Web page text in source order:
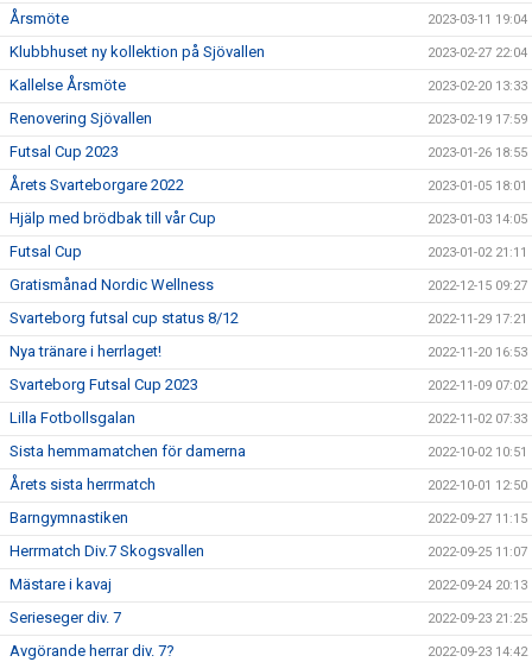
Årsmöte 2023-03-11 19:04
Klubbhuset ny kollektion på Sjövallen 2023-02-27 22:04
Kallelse Årsmöte 2023-02-20 13:33
Renovering Sjövallen 2023-02-19 17:59
Futsal Cup 2023 2023-01-26 18:55
Årets Svarteborgare 2022 2023-01-05 18:01
Hjälp med brödbak till vår Cup 2023-01-03 14:05
Futsal Cup 2023-01-02 21:11
Gratismånad Nordic Wellness 2022-12-15 09:27
Svarteborg futsal cup status 8/12 2022-11-29 17:21
Nya tränare i herrlaget! 2022-11-20 16:53
Svarteborg Futsal Cup 2023 2022-11-09 07:02
Lilla Fotbollsgalan 2022-11-02 07:33
Sista hemmamatchen för damerna 2022-10-02 10:51
Årets sista herrmatch 2022-10-01 12:50
Barngymnastiken 2022-09-27 11:15
Herrmatch Div.7 Skogsvallen 2022-09-25 11:07
Mästare i kavaj 2022-09-24 20:13
Serieseger div. 7 2022-09-23 21:25
Avgörande herrar div. 7? 2022-09-23 14:42